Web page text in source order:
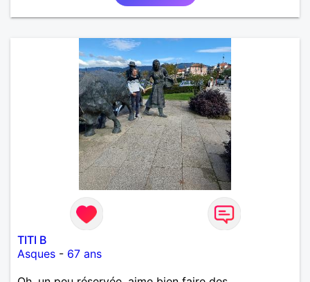
TITI B
Asques - 67 ans